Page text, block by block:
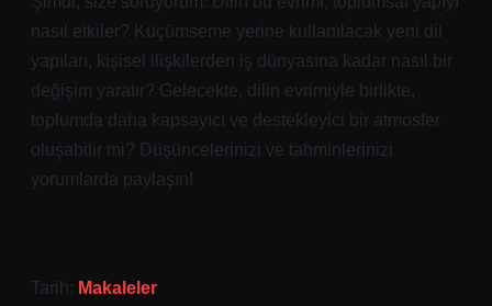
nasıl etkiler? Küçümseme yerine kullanılacak yeni dil
yapıları, kişisel ilişkilerden iş dünyasına kadar nasıl bir
değişim yaratır? Gelecekte, dilin evrimiyle birlikte,
toplumda daha kapsayıcı ve destekleyici bir atmosfer
oluşabilir mi? Düşüncelerinizi ve tahminlerinizi
yorumlarda paylaşın!
Tarih: Makaleler